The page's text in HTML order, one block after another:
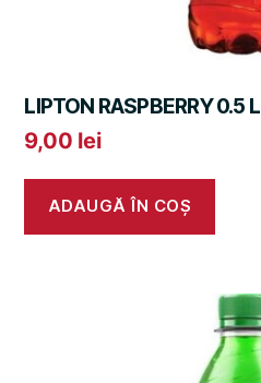
LIPTON RASPBERRY 0.5 L
9,00 lei
ADAUGĂ ÎN COȘ